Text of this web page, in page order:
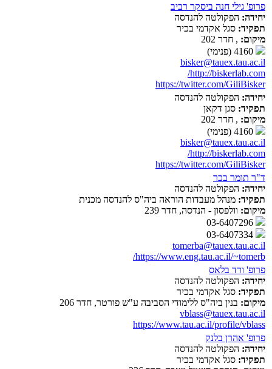
פרופ' גילי חנה ביסקר רביב
יחידה: הפקולטה להנדסה
תפקיד: סגל אקדמי בכיר
מיקום: , חדר 202
bisker@tauex.tau.ac.il
http://biskerlab.com/
https://twitter.com/GiliBisker
יחידה: הפקולטה להנדסה
תפקיד: סגן דקאן
מיקום: , חדר 202
bisker@tauex.tau.ac.il
http://biskerlab.com/
https://twitter.com/GiliBisker
ד"ר תומר בכר
יחידה: הפקולטה להנדסה
תפקיד: מנהל מעבדות הוראה ביה"ס להנדסה מכנית
מיקום: וולפסון - הנדסה, חדר 239
tomerba@tauex.tau.ac.il
https://www.eng.tau.ac.il/~tomerb/
פרופ' ורד בלאס
יחידה: הפקולטה להנדסה
תפקיד: סגל אקדמי בכיר
מיקום: בנין ביה"ס ללימודי הסביבה ע"ש פורטר, חדר 206
vblass@tauex.tau.ac.il
https://www.tau.ac.il/profile/vblass
פרופ' אהרן בלנק
יחידה: הפקולטה להנדסה
תפקיד: סגל אקדמי בכיר